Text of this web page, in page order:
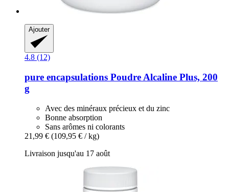
Ajouter
4.8 (12)
pure encapsulations Poudre Alcaline Plus, 200
g
Avec des minéraux précieux et du zinc
Bonne absorption
Sans arômes ni colorants
21,99 € (109,95 € / kg)
Livraison jusqu'au 17 août